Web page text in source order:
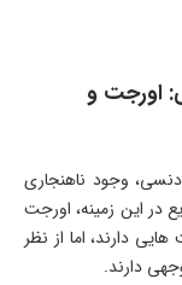
اورجت و
وجود ناهنجاری
در این زمینه، اورجت
دارند، اما از نظر
دارند.